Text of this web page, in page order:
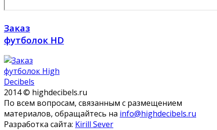
Заказ
футболок HD
2014 © highdecibels.ru
По всем вопросам, связанным с размещением
материалов, обращайтесь на info@highdecibels.ru
Разработка сайта: Kirill Sever